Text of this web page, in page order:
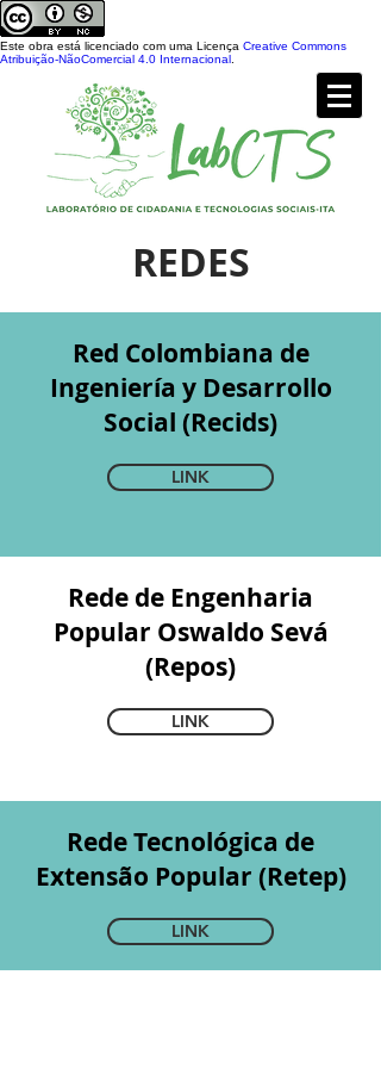
Este obra está licenciado com uma Licença Creative Commons
Atribuição-NãoComercial 4.0 Internacional
REDES
Red Colombiana de
Ingeniería y Desarrollo
Social (Recids)
LINK
Rede de Engenharia
Popular Oswaldo Sevá
(Repos)
LINK
Rede Tecnológica de
Extensão Popular (Retep)
LINK